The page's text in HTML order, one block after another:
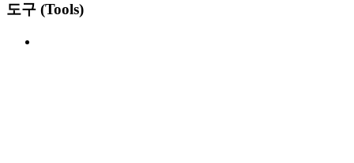
도구 (Tools)